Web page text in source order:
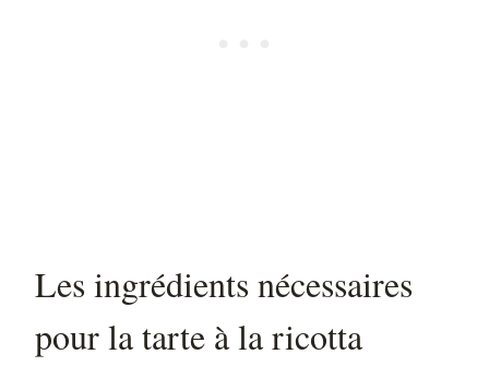
Les ingrédients nécessaires
pour la tarte à la ricotta